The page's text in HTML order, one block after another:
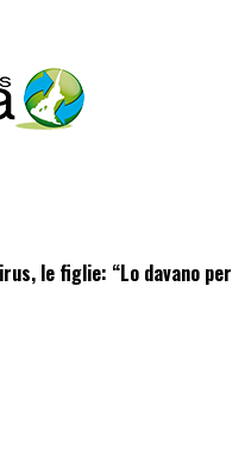
le figlie: “Lo davano per